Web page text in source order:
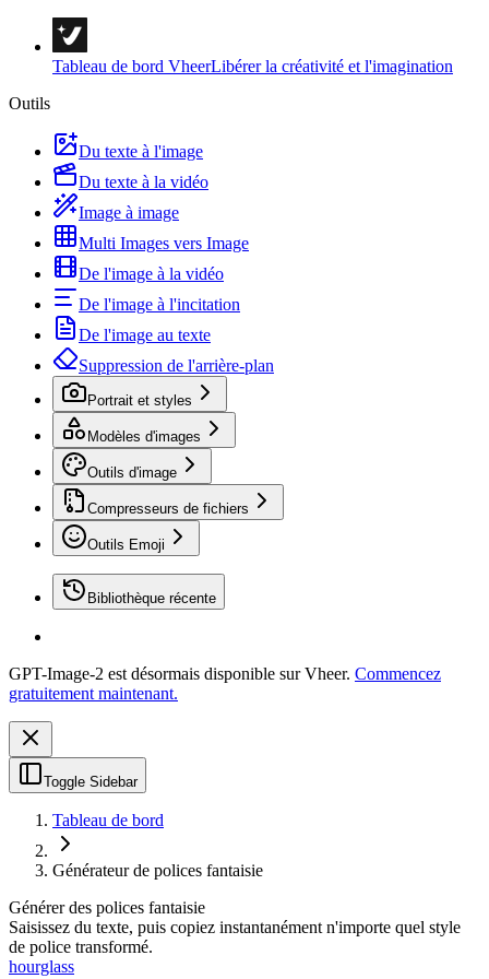
Tableau de bord VheerLibérer la créativité et l'imagination
Outils
Du texte à l'image
Du texte à la vidéo
Image à image
Multi Images vers Image
De l'image à la vidéo
De l'image à l'incitation
De l'image au texte
Suppression de l'arrière-plan
Portrait et styles
Modèles d'images
Outils d'image
Compresseurs de fichiers
Outils Emoji
Bibliothèque récente
GPT-Image-2 est désormais disponible sur Vheer. Commencez
gratuitement maintenant.
Toggle Sidebar
Tableau de bord
Générateur de polices fantaisie
Générer des polices fantaisie
Saisissez du texte, puis copiez instantanément n'importe quel style
de police transformé.
hourglass